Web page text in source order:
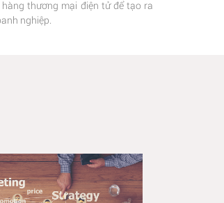
thương mại điện tử để tạo ra
nghiệp.